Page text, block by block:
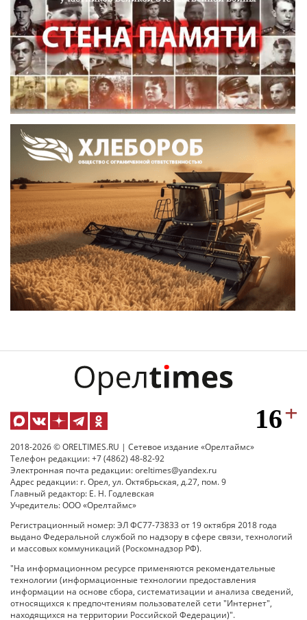
2018-2026 © ORELTIMES.RU | Сетевое издание «Орелтаймс»
Телефон редакции: +7 (4862) 48-82-92
Электронная почта редакции: oreltimes@yandex.ru
Адрес редакции: г. Орел, ул. Октябрьская, д.27, пом. 9
Главный редактор: Е. Н. Годлевская
Учредитель: ООО «Орелтаймс»
Регистрационный номер: ЭЛ ФС77-73833 от 19 октября 2018 года
выдано Федеральной службой по надзору в сфере связи, технологий
и массовых коммуникаций (Роскомнадзор РФ).
"На информационном ресурсе применяются рекомендательные
технологии (информационные технологии предоставления
информации на основе сбора, систематизации и анализа сведений,
относящихся к предпочтениям пользователей сети "Интернет",
находящихся на территории Российской Федерации)".